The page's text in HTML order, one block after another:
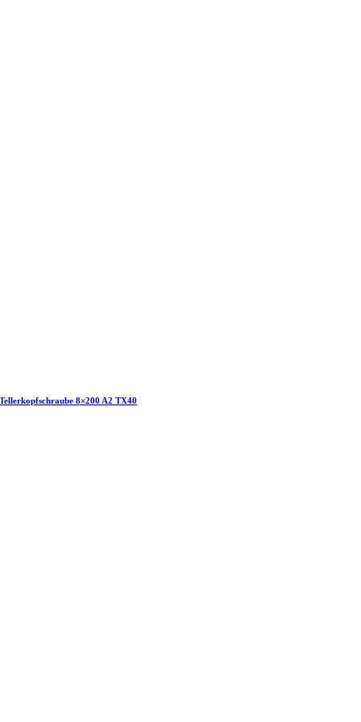
Tellerkopfschraube 8×200 A2 TX40